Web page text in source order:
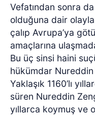
Vefatından sonra da
olduğuna dair
çalıp Avrupa’ya
amaçlarına
Bu üç sinsi haini
hükümdar Nureddin
Yaklaşık 1160’lı
süren Nureddin
yıllarca koymuş ve